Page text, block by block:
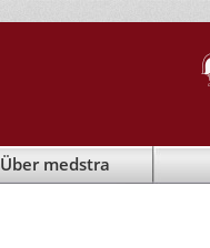
Über medstra